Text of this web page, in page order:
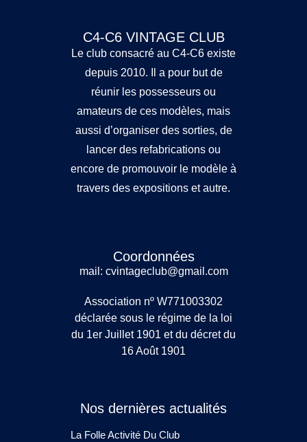
C4-C6 VINTAGE CLUB
Le club consacré au C4-C6 existe
depuis 2010. Il a pour but de
réunir les possesseurs ou
amateurs de ces modèles, mais
aussi d’organiser des sorties, de
lancer des refabrications ou
encore de promouvoir le modèle à
travers des expositions et autre.
Coordonnées
mail: cvintageclub@gmail.com
Association nº W771003302
déclarée sous le régime de la loi
du 1er Juillet 1901 et du décret du
16 Août 1901
Nos dernières actualités
La Folle Activité Du Club